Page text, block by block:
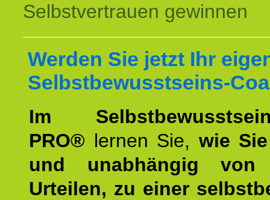
Selbstvertrauen gewinnen
Werden Sie jetzt Ihr
Selbstbewusstseins-
Im
PRO® lernen Sie, wie
und unabhängig von
Urteilen, zu einer